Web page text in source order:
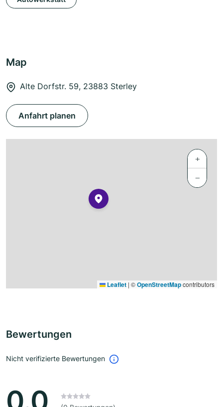
Map
Alte Dorfstr. 59, 23883 Sterley
Anfahrt planen
+
−
Leaflet | ©OpenStreetMapcontributors
Bewertungen
Nicht verifizierte Bewertungen